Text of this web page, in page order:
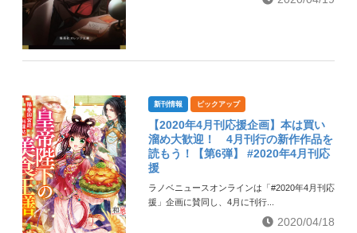
新刊情報 ピックアップ
【2020年4月刊応援企画】本は買い
溜め大歓迎！ 4月刊行の新作作品を
読もう！【第6弾】 #2020年4月刊応
援
ラノベニュースオンラインは「#2020年4月刊応
援」企画に賛同し、4月に刊行...
2020/04/18